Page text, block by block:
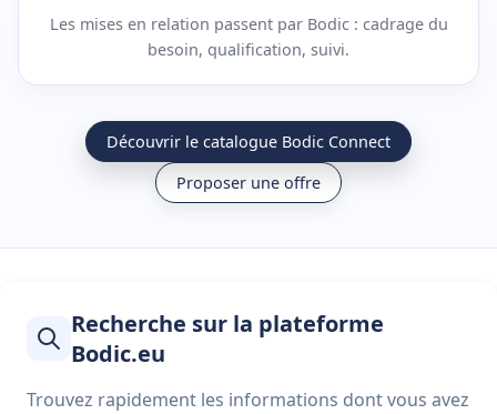
Les mises en relation passent par Bodic : cadrage du
besoin, qualification, suivi.
Découvrir le catalogue Bodic Connect
Proposer une offre
Recherche sur la plateforme
Bodic.eu
Trouvez rapidement les informations dont vous avez